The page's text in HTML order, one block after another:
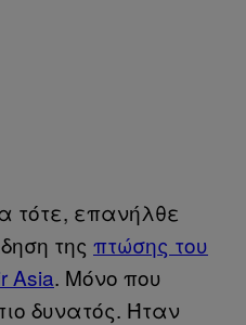
τότε, επανήλθε
της πτώσης του
Asia. Μόνο που
δυνατός. Ήταν